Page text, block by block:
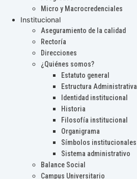
Micro y Macrocredenciales
Institucional
Aseguramiento de la calidad
Rectoría
Direcciones
¿Quiénes somos?
Estatuto general
Estructura Administrativa
Identidad institucional
Historia
Filosofía institucional
Organigrama
Símbolos institucionales
Sistema administrativo
Balance Social
Campus Universitario